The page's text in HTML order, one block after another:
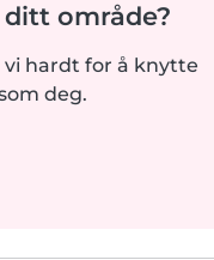
område?
vi hardt for å knytte
deg.